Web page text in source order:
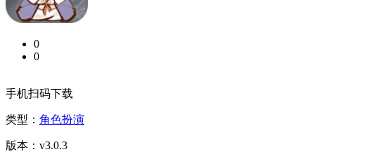
0
0
手机扫码下载
类型： 角色扮演
版本：v3.0.3